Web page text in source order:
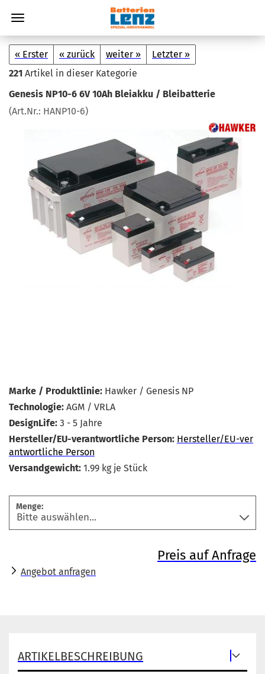
« Erster « zurück weiter »
Letzter »
221 Artikel in dieser Kategorie
Ge­ne­sis NP10-​6 6V 10Ah Blei­ak­ku / Blei­bat­te­rie
(Art.Nr.: HANP10-​6)
Marke / Produktlinie: Hawker / Genesis NP
Technologie: AGM / VRLA
DesignLife: 3 - 5 Jahre
Hersteller/EU-verantwortliche Person: Hersteller/EU-ver
antwortliche Person
Versandgewicht: 1.99 kg je Stück
Menge:
Preis auf Anfrage
Angebot anfragen
ARTIKELBESCHREIBUNG